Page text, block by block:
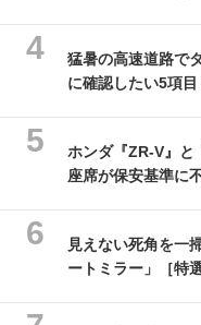
猛暑の高速道路で
に確認したい5項
ホンダ『ZR-V』と
座席が保安基準に
見えない死角を一
ートミラー」［特